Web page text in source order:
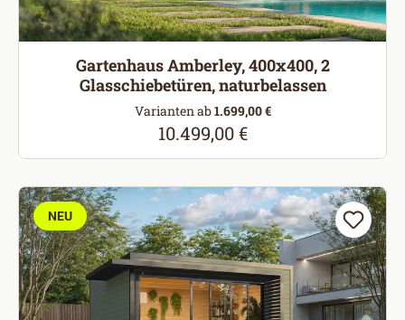
Gartenhaus Amberley, 400x400, 2
Glasschiebetüren, naturbelassen
Varianten ab1.699,00 €
Regulärer Preis:
10.499,00 €
NEU